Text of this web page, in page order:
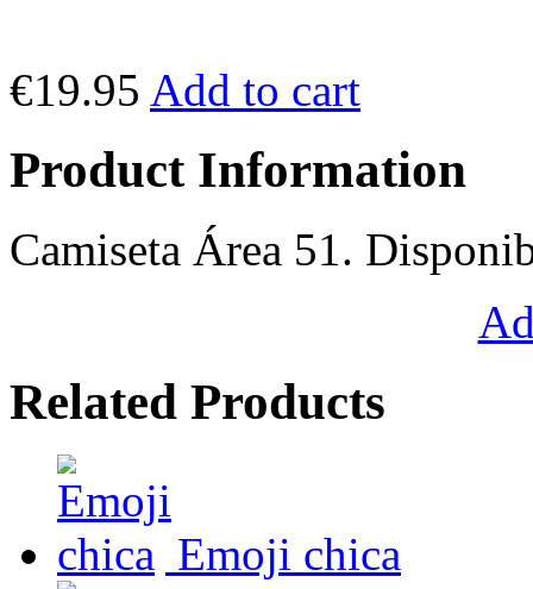
€19.95 Add to cart
Product Information
Camiseta Área 51.
Related Products
Emoji chica